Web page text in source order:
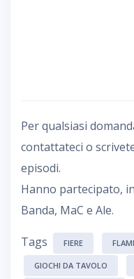
Per qualsiasi
contattateci o
episodi.
Hanno partecipato,
Banda, MaC e Ale.
Tags FIERE
GIOCHI DA TAVOLO